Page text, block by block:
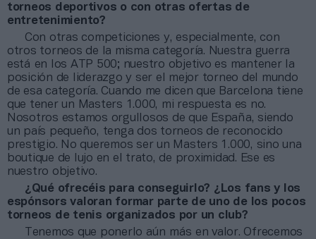
torneos deportivos o con otras ofertas de
entretenimiento?
Con otras competiciones y, especialmente, con
otros torneos de la misma categoría. Nuestra guerra
está en los ATP 500; nuestro objetivo es mantener la
posición de liderazgo y ser el mejor torneo del mundo
de esa categoría. Cuando me dicen que Barcelona tiene
que tener un Masters 1.000, mi respuesta es no.
Nosotros estamos orgullosos de que España, siendo
un país pequeño, tenga dos torneos de reconocido
prestigio. No queremos ser un Masters 1.000, sino una
boutique de lujo en el trato, de proximidad. Ese es
nuestro objetivo.
¿Qué ofrecéis para conseguirlo? ¿Los fans y los
espónsors valoran formar parte de uno de los pocos
torneos de tenis organizados por un club?
Tenemos que ponerlo aún más en valor. Ofrecemos